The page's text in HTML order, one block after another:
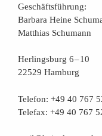
Geschäfts­füh­rung:
Bar­ba­ra Hei­ne
Mat­thi­as Schumann
Her­lings­burg 6 – 10
22529 Hamburg
Tele­fon: +49 40 767
Tele­fax: +49 40 767